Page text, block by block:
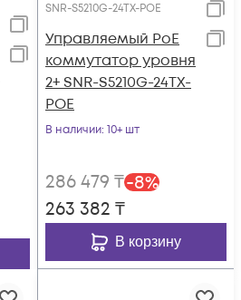
SNR-S5210G-24TX-POE
Управляемый PoE
коммутатор уровня
2+ SNR-S5210G-24TX-
POE
В наличии: 10+ шт
286 479 ₸-8%
263 382 ₸
В корзину